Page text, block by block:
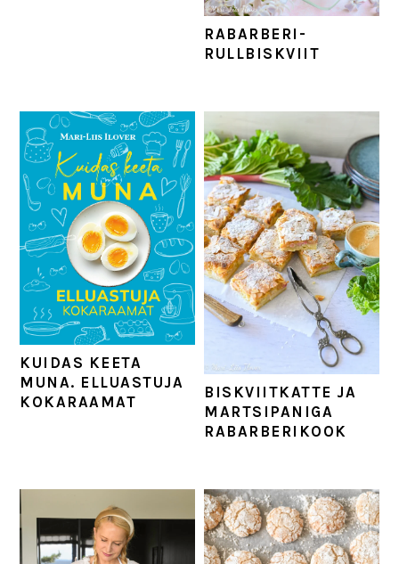
RABARBERI-
RULLBISKVIIT
KUIDAS KEETA
MUNA. ELLUASTUJA
KOKARAAMAT
BISKVIITKATTE JA
MARTSIPANIGA
RABARBERIKOOK